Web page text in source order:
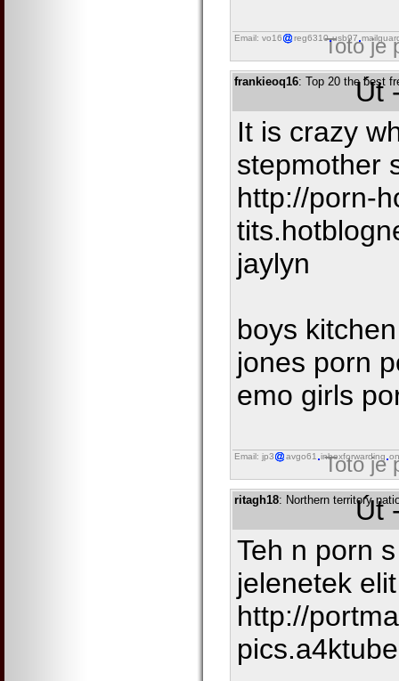
Email: vo16 reg6310 usb97
Toto je
frankieoq16: Top 20 the best
Út
It is crazy
stepmother
http://porn-
jaylyn
boys
jones porn
emo girls
Email: jp3 avgo61 inboxforwarding
Toto je
ritagh18: Northern territory
Út
Teh n porn
jelenetek
http://